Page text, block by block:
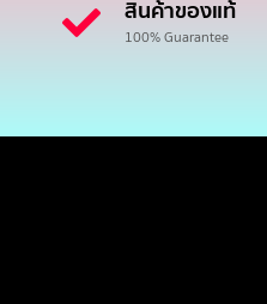
สินค้าของแท้
100% Guarantee